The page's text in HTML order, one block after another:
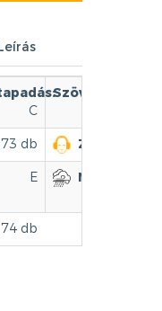
C
Szövetváz:
73 db
Zajszint
E Nedves
74 db